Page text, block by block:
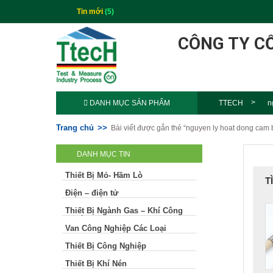
Tin mới (5)
CÔNG TY
DANH MỤC SẢN PHẨM TTECH
Trang chủ Bài viết được gắn thẻ “nguyen ly hoat dong cam
DANH MỤC TIN
Thiết Bị Mỏ- Hầm Lò
Điện – điện tử
Thiết Bị Ngành Gas – Khí Công
Van Công Nghiệp Các Loại
Thiết Bị Công Nghiệp
Thiết Bị Khí Nén